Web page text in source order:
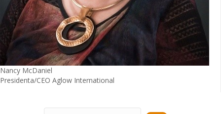
Nancy McDaniel
Presidenta/CEO Aglow International